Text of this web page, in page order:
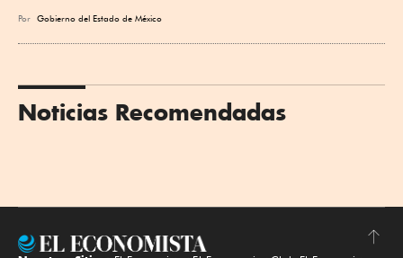
Por Gobierno del Estado de México
Noticias Recomendadas